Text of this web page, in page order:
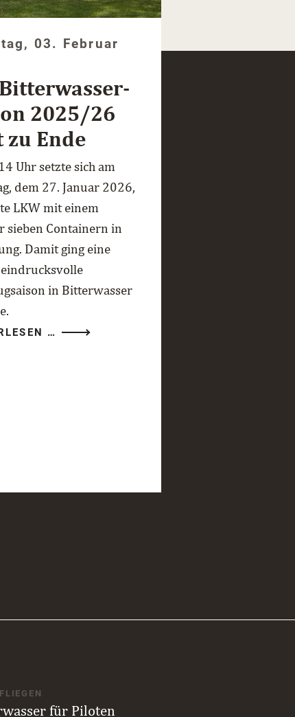
03. Februar
2025/26
zu Ende
Uhr setzte sich am
dem 27. Januar 2026,
LKW mit einem
sieben Containern in
Damit ging eine
in Bitterwasser
… BITTERWASSER-
für Piloten